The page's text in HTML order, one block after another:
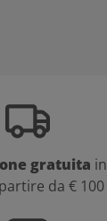
gratuita in
da € 100